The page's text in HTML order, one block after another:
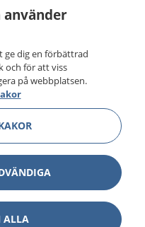
använder
ge dig en förbättrad
och för att viss
på webbplatsen.
ALLA